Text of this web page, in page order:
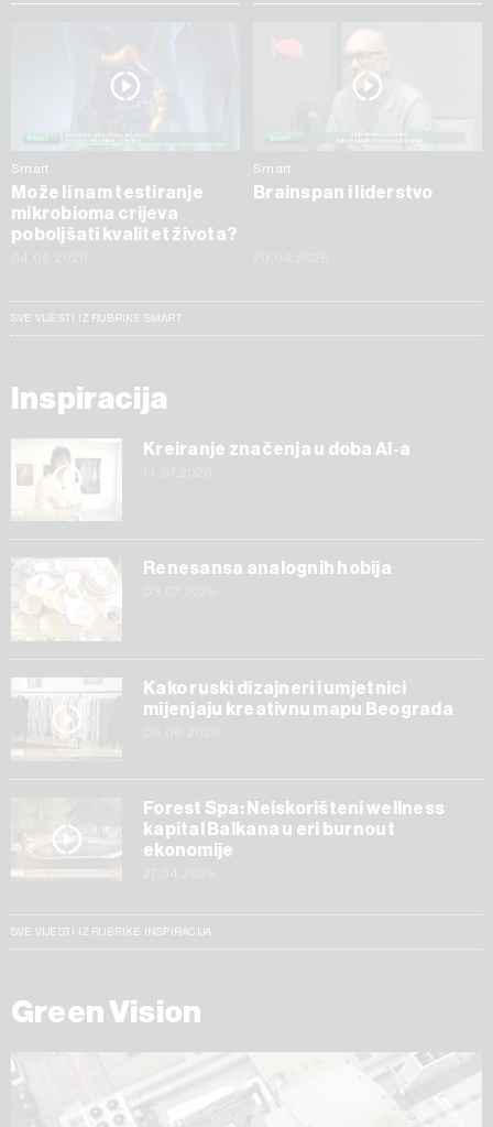
Smart
Može li nam testiranje
mikrobioma crijeva
poboljšati kvalitet života?
Smart
Brainspan i liderstvo
SVE VIJESTI IZ RUBRIKE SMART
Inspiracija
Kreiranje značenja u doba AI-a
Renesansa analognih hobija
Kako ruski dizajneri i umjetnici
mijenjaju kreativnu mapu Beograda
Forest Spa: Neiskorišteni wellness
kapital Balkana u eri burnout
ekonomije
SVE VIJESTI IZ RUBRIKE INSPIRACIJA
Green Vision